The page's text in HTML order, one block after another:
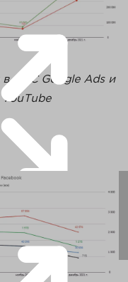
КМС Google Ads и